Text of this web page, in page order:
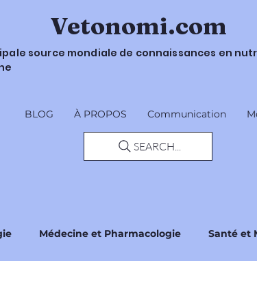
Vetonomi.com
source mondiale de connaissances en
BLOG À PROPOS Communication
SEARCH...
Médecine et Pharmacologie Santé et